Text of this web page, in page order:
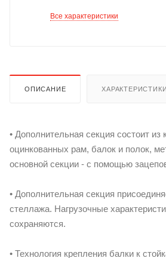
Все характеристики
ОПИСАНИЕ ХАРАКТЕРИСТИКИ
• Дополнительная секция состоит из
оцинкованных рам, балок и полок,
основной секции - с помощью
• Дополнительная секция
стеллажа. Нагрузочные
сохраняются.
• Технология крепления балки к